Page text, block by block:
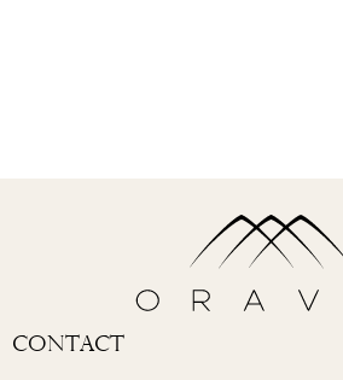
Contact